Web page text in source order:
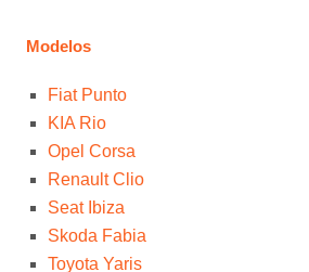
Modelos
Fiat Punto
KIA Rio
Opel Corsa
Renault Clio
Seat Ibiza
Skoda Fabia
Toyota Yaris